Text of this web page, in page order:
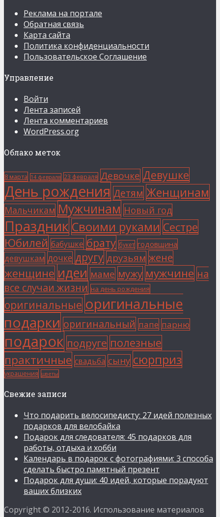
Реклама на портале
Обратная связь
Карта сайта
Политика конфиденциальности
Пользовательское Соглашение
Управление
Войти
Лента записей
Лента комментариев
WordPress.org
Облако меток
8 марта 14 февраля 23 февраля Девочке Девушке
День рождения Детям Женщинам
Мальчикам Мужчинам Новый год
Праздник Своими руками Сестре
Юбилей бабушке брату букет годовщина
девушкам дочке другу друзьям жене
женщине идеи маме мужу мужчине на
все случаи жизни на день рождения
оригинальные оригинальные
подарки оригинальный папе парню
подарок подруге полезные
практичные свадьба сыну сюрприз
украшения цветы
Свежие записи
Что подарить велосипедисту: 27 идей полезных
подарков для велобайка
Подарок для следователя: 45 подарков для
работы, отдыха и хобби
Календарь в подарок с фотографиями: 3 способа
сделать быстро памятный презент
Подарок для души: 40 идей, которые порадуют
ваших близких
Copyright © 2012-2016. Использование материалов